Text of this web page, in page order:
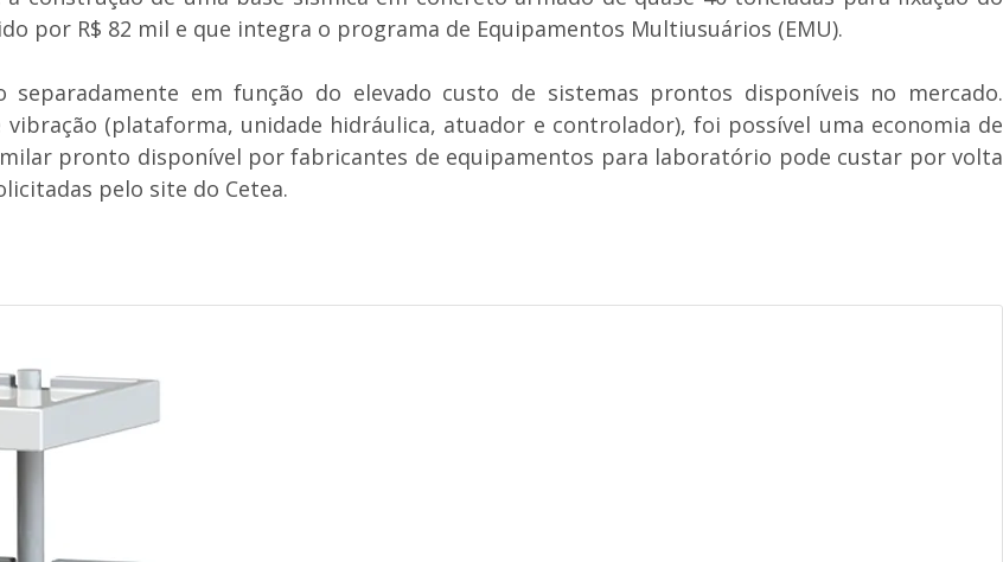
por R$ 82 mil e que integra o programa de Equipamentos Multiusuários (EMU).
em função do elevado custo de sistemas prontos disponíveis no mercado.
vibração (plataforma, unidade hidráulica, atuador e controlador), foi possível uma economia de
pronto disponível por fabricantes de equipamentos para laboratório pode custar por volta
pelo site do Cetea.